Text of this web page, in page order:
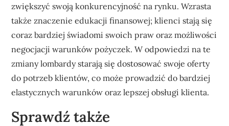
zwiększyć swoją konkurencyjność na rynku. Wzrasta
także znaczenie edukacji finansowej; klienci stają się
coraz bardziej świadomi swoich praw oraz możliwości
negocjacji warunków pożyczek. W odpowiedzi na te
zmiany lombardy starają się dostosować swoje oferty
do potrzeb klientów, co może prowadzić do bardziej
elastycznych warunków oraz lepszej obsługi klienta.
Sprawdź także